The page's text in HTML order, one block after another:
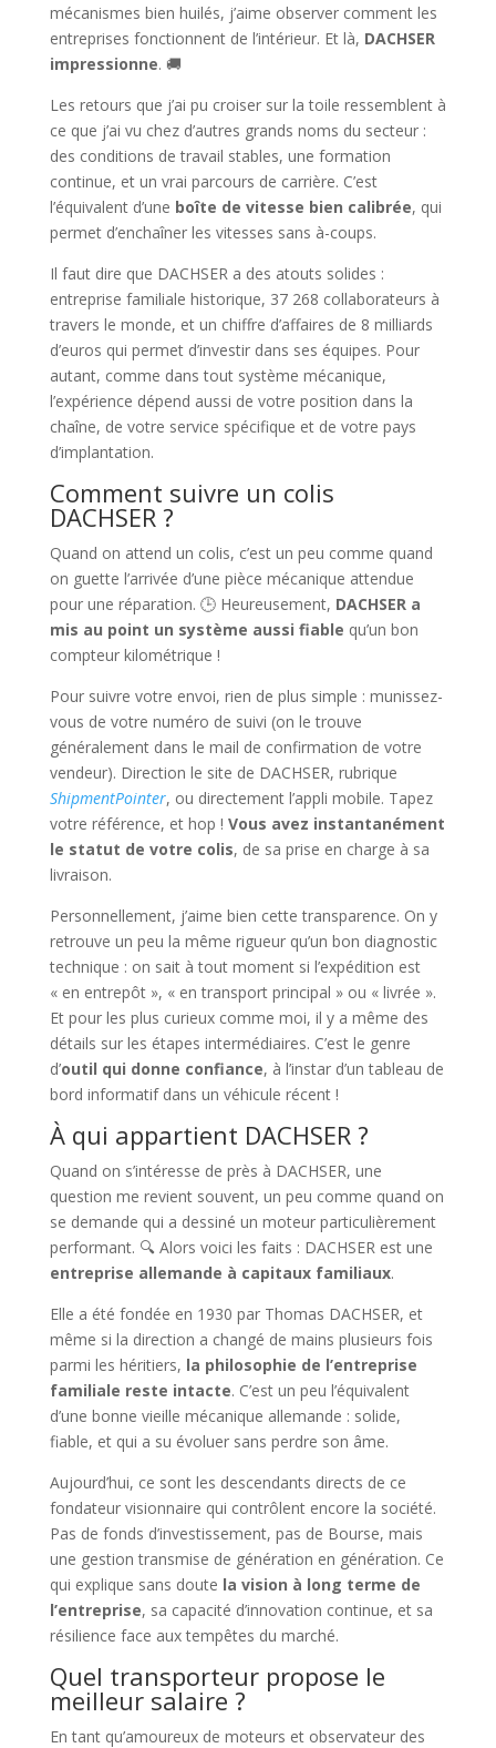
mécanismes bien huilés, j’aime observer comment les
entreprises fonctionnent de l’intérieur. Et là, DACHSER
impressionne. 🚚
Les retours que j’ai pu croiser sur la toile ressemblent à
ce que j’ai vu chez d’autres grands noms du secteur :
des conditions de travail stables, une formation
continue, et un vrai parcours de carrière. C’est
l’équivalent d’une boîte de vitesse bien calibrée, qui
permet d’enchaîner les vitesses sans à-coups.
Il faut dire que DACHSER a des atouts solides :
entreprise familiale historique, 37 268 collaborateurs à
travers le monde, et un chiffre d’affaires de 8 milliards
d’euros qui permet d’investir dans ses équipes. Pour
autant, comme dans tout système mécanique,
l’expérience dépend aussi de votre position dans la
chaîne, de votre service spécifique et de votre pays
d’implantation.
Comment suivre un colis
DACHSER ?
Quand on attend un colis, c’est un peu comme quand
on guette l’arrivée d’une pièce mécanique attendue
pour une réparation. 🕒 Heureusement, DACHSER a
mis au point un système aussi fiable qu’un bon
compteur kilométrique !
Pour suivre votre envoi, rien de plus simple : munissez-
vous de votre numéro de suivi (on le trouve
généralement dans le mail de confirmation de votre
vendeur). Direction le site de DACHSER, rubrique
ShipmentPointer, ou directement l’appli mobile. Tapez
votre référence, et hop ! Vous avez instantanément
le statut de votre colis, de sa prise en charge à sa
livraison.
Personnellement, j’aime bien cette transparence. On y
retrouve un peu la même rigueur qu’un bon diagnostic
technique : on sait à tout moment si l’expédition est
« en entrepôt », « en transport principal » ou « livrée ».
Et pour les plus curieux comme moi, il y a même des
détails sur les étapes intermédiaires. C’est le genre
d’outil qui donne confiance, à l’instar d’un tableau de
bord informatif dans un véhicule récent !
À qui appartient DACHSER ?
Quand on s’intéresse de près à DACHSER, une
question me revient souvent, un peu comme quand on
se demande qui a dessiné un moteur particulièrement
performant. 🔍 Alors voici les faits : DACHSER est une
entreprise allemande à capitaux familiaux.
Elle a été fondée en 1930 par Thomas DACHSER, et
même si la direction a changé de mains plusieurs fois
parmi les héritiers, la philosophie de l’entreprise
familiale reste intacte. C’est un peu l’équivalent
d’une bonne vieille mécanique allemande : solide,
fiable, et qui a su évoluer sans perdre son âme.
Aujourd’hui, ce sont les descendants directs de ce
fondateur visionnaire qui contrôlent encore la société.
Pas de fonds d’investissement, pas de Bourse, mais
une gestion transmise de génération en génération. Ce
qui explique sans doute la vision à long terme de
l’entreprise, sa capacité d’innovation continue, et sa
résilience face aux tempêtes du marché.
Quel transporteur propose le
meilleur salaire ?
En tant qu’amoureux de moteurs et observateur des